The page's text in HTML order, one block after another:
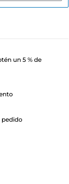
un 5 % de
pedido